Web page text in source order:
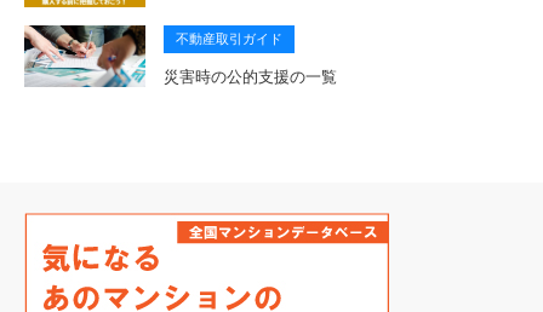
不動産取引ガイド
災害時の公的支援の一覧